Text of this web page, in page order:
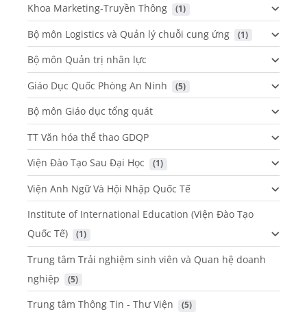
Khoa Marketing-Truyền Thông (1)
Bộ môn Logistics và Quản lý chuỗi cung ứng (1)
Bộ môn Quản trị nhân lực
Giáo Dục Quốc Phòng An Ninh
(5)
Bộ môn Giáo dục tổng quát
TT Văn hóa thể thao GDQP
Viện Đào Tạo Sau Đại Học
(1)
Viện Anh Ngữ Và Hội Nhập Quốc Tế
Institute of International Education (Viện Đào Tạo
Quốc Tế)
(1)
Trung tâm Trải nghiệm sinh viên và Quan hệ doanh
nghiệp
(5)
Trung tâm Thông Tin - Thư Viện (5)